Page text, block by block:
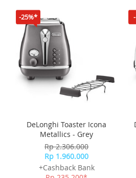
-25%*
DeLonghi Toaster Icona
Metallics - Grey
Rp 2.306.000
Rp 1.960.000
+Cashback Bank